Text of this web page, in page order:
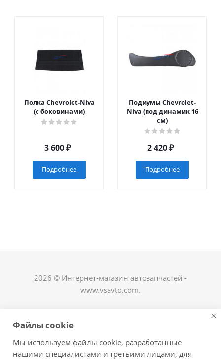
Полка Chevrolet-Niva
(с боковинами)
3 600₽
Подробнее
Подиумы Chevrolet-
Niva (под динамик 16
см)
2 420₽
Подробнее
2026 © Интернет-магазин автозапчастей -
www.vsavto.com.
+7 (8482) 622-122 avtovs@yandex.ru
Файлы cookie
Мы используем файлы cookie, разработанные
нашими специалистами и третьими лицами, для